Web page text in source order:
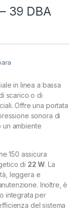
39 DBA
in linea a bassa
scarico o di
Offre una portata
sonora di
un ambiente
150 assicura
di 22 W. La
leggera e
Inoltre, è
integrata per
del sistema